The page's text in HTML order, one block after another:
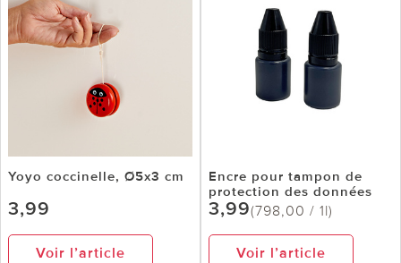
Yoyo coccinelle, Ø5x3 cm
3,99
Voir l’article
Encre pour tampon de
protection des données
3,99(798,00 / 1l)
Voir l’article